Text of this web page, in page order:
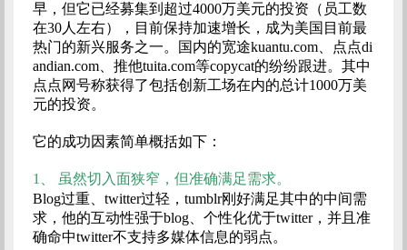
早，但它已经募集到超过4000万美元的投资（员工数
在30人左右），目前保持加速增长，成为美国目前最
热门的新兴服务之一。国内的宽途kuantu.com、点点di
andian.com、推他tuita.com等copycat的纷纷跟进。其中
点点网号称获得了包括创新工场在内的总计1000万美
元的投资。
它的成功因素简单概括如下：
1、
虽然切入面狭窄，但准确满足需求。
Blog过重、twitter过轻，tumblr刚好满足其中的中间需
求，他的互动性强于blog、个性化优于twitter，并且准
确命中twitter不支持多媒体信息的弱点。